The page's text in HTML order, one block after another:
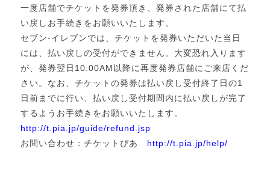
一度店舗でチケットを発券頂き、発券された店舗にて払
い戻しお手続きをお願いいたします。
セブン-イレブンでは、チケットを発券いただいた当日
には、払い戻しの受付ができません。大変恐れ入ります
が、発券翌日10:00AM以降に再度発券店舗にご来店くだ
さい。なお、チケットの発券は払い戻し受付終了日の1
日前までに行い、払い戻し受付期間内に払い戻しが完了
するようお手続きをお願いいたします。
http://t.pia.jp/guide/refund.jsp
お問い合わせ：チケットぴあ http://t.pia.jp/help/